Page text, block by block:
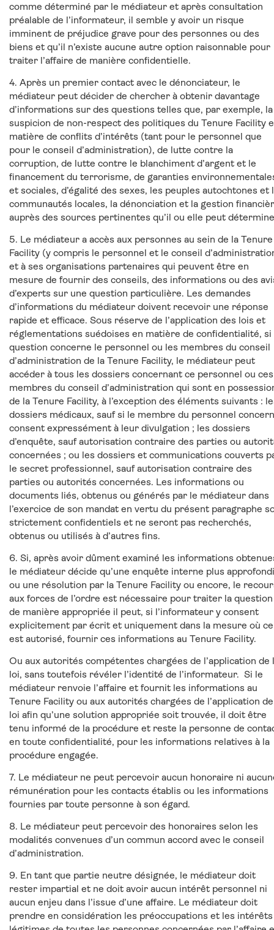
comme déterminé par le médiateur et après consultation
préalable de l’informateur, il semble y avoir un risque
imminent de préjudice grave pour des personnes ou des
biens et qu’il n’existe aucune autre option raisonnable pour
traiter l’affaire de manière confidentielle.
4. Après un premier contact avec le dénonciateur, le
médiateur peut décider de chercher à obtenir davantage
d’informations sur des questions telles que, par exemple, la
suspicion de non-respect des politiques du Tenure Facility
matière de conflits d’intérêts (tant pour le personnel que
pour le conseil d’administration), de lutte contre la
corruption, de lutte contre le blanchiment d’argent et le
financement du terrorisme, de garanties
et sociales, d’égalité des sexes, les peuples autochtones et
communautés locales, la dénonciation et la gestion
auprès des sources pertinentes qu’il ou elle peut
5. Le médiateur a accès aux personnes au sein de la Tenure
Facility (y compris le personnel et le conseil
et à ses organisations partenaires qui peuvent être en
mesure de fournir des conseils, des informations ou des
d’experts sur une question particulière. Les demandes
d’informations du médiateur doivent recevoir une réponse
rapide et efficace. Sous réserve de l’application des lois et
réglementations suédoises en matière de confidentialité, si
question concerne le personnel ou les membres du conseil
d’administration de la Tenure Facility, le médiateur peut
accéder à tous les dossiers concernant ce personnel ou ces
membres du conseil d’administration qui sont en
de la Tenure Facility, à l’exception des éléments suivants :
dossiers médicaux, sauf si le membre du personnel
consent expressément à leur divulgation ; les dossiers
d’enquête, sauf autorisation contraire des parties ou
concernées ; ou les dossiers et communications couverts
le secret professionnel, sauf autorisation contraire des
parties ou autorités concernées. Les informations ou
documents liés, obtenus ou générés par le médiateur dans
l’exercice de son mandat en vertu du présent paragraphe
strictement confidentiels et ne seront pas recherchés,
obtenus ou utilisés à d’autres fins.
6. Si, après avoir dûment examiné les informations
le médiateur décide qu’une enquête interne plus
ou une résolution par la Tenure Facility ou encore, le
aux forces de l’ordre est nécessaire pour traiter la question
de manière appropriée il peut, si l’informateur y consent
explicitement par écrit et uniquement dans la mesure où
est autorisé, fournir ces informations au Tenure Facility.
Ou aux autorités compétentes chargées de l’application de
loi, sans toutefois révéler l’identité de l’informateur. Si le
médiateur renvoie l’affaire et fournit les informations au
Tenure Facility ou aux autorités chargées de l’application
loi afin qu’une solution appropriée soit trouvée, il doit être
tenu informé de la procédure et reste la personne de
en toute confidentialité, pour les informations relatives à la
procédure engagée.
7. Le médiateur ne peut percevoir aucun honoraire ni
rémunération pour les contacts établis ou les informations
fournies par toute personne à son égard.
8. Le médiateur peut percevoir des honoraires selon les
modalités convenues d’un commun accord avec le conseil
d’administration.
9. En tant que partie neutre désignée, le médiateur doit
rester impartial et ne doit avoir aucun intérêt personnel ni
aucun enjeu dans l’issue d’une affaire. Le médiateur doit
prendre en considération les préoccupations et les intérêts